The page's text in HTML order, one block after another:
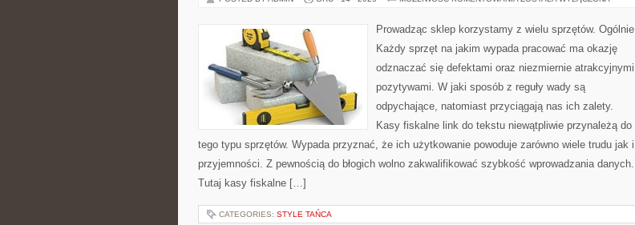
MOŻLIWOŚĆ
JE
Prowadząc sklep korzystamy z wielu sprzętów. Ogólnie
Każdy sprzęt na jakim wypada pracować ma okazję
odznaczać się defektami oraz niezmiernie atrakcyjnymi
pozytywami. W jaki sposób z reguły wady są
odpychające, natomiast przyciągają nas ich zalety.
Kasy fiskalne link do tekstu niewątpliwie przynależą do
tego typu sprzętów. Wypada przyznać, że ich użytkowanie powoduje zarówno wiele trudu jak i
przyjemności. Z pewnością do błogich wolno zakwalifikować szybkość wprowadzania danych.
Tutaj kasy fiskalne […]
CATEGORIES: STYLE TAŃCA